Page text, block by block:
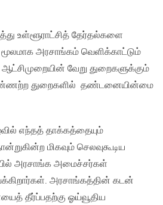
உள்ளூராட்சித் தேர்தல்களை
அரசாங்கம் வெளிக்காட்டும்
வேறு துறைகளுக்கும்
துறைகளில் தண்டனையின்மை
எந்தத் தாக்கத்தையும்
மிகவும் செலவுகூடிய
அரசாங்க அமைச்சர்கள்
அரசாங்கத்தின் கடன்
தீர்ப்பதற்கு ஓய்வூதிய